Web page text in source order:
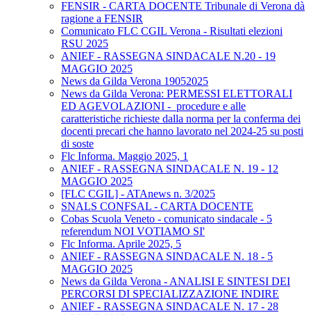
FENSIR - CARTA DOCENTE Tribunale di Verona dà
ragione a FENSIR
Comunicato FLC CGIL Verona - Risultati elezioni
RSU 2025
ANIEF - RASSEGNA SINDACALE N.20 - 19
MAGGIO 2025
News da Gilda Verona 19052025
News da Gilda Verona: PERMESSI ELETTORALI
ED AGEVOLAZIONI - procedure e alle
caratteristiche richieste dalla norma per la conferma dei
docenti precari che hanno lavorato nel 2024-25 su posti
di soste
Flc Informa. Maggio 2025, 1
ANIEF - RASSEGNA SINDACALE N. 19 - 12
MAGGIO 2025
[FLC CGIL] - ATAnews n. 3/2025
SNALS CONFSAL - CARTA DOCENTE
Cobas Scuola Veneto - comunicato sindacale - 5
referendum NOI VOTIAMO SI'
Flc Informa. Aprile 2025, 5
ANIEF - RASSEGNA SINDACALE N. 18 - 5
MAGGIO 2025
News da Gilda Verona - ANALISI E SINTESI DEI
PERCORSI DI SPECIALIZZAZIONE INDIRE
ANIEF - RASSEGNA SINDACALE N. 17 - 28